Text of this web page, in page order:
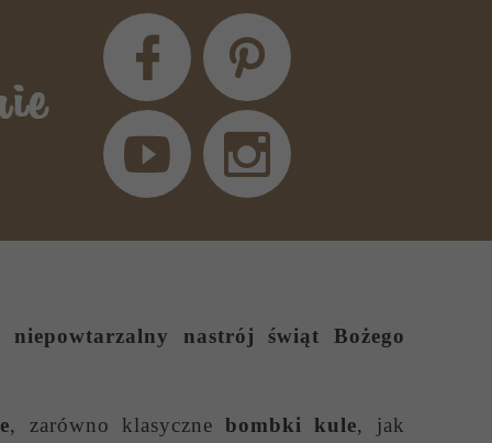
nastrój świąt Bożego
, zarówno klasycznebombki kule, jak